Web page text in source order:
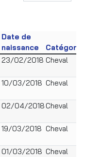
Date de
naissance
Catégorie
23/02/2018 Cheval
10/03/2018 Cheval
02/04/2018Cheval
19/03/2018 Cheval
01/03/2018 Cheval